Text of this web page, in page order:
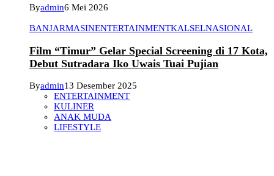
Byadmin6 Mei 2026
BANJARMASINENTERTAINMENTKALSELNASIONAL
Film “Timur” Gelar Special Screening di 17 Kota,
Debut Sutradara Iko Uwais Tuai Pujian
Byadmin13 Desember 2025
ENTERTAINMENT
KULINER
ANAK MUDA
LIFESTYLE